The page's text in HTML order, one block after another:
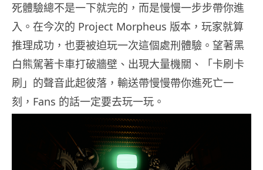
死體驗總不是一下就完的，而是慢慢一步步帶你進
入。在今次的 Project Morpheus 版本，玩家就算
推理成功，也要被迫玩一次這個處刑體驗。望著黑
白熊駕著卡車打破牆壁、出現大量機關、「卡刷卡
刷」的聲音此起彼落，輸送帶慢慢帶你進死亡一
刻，Fans 的話一定要去玩一玩。